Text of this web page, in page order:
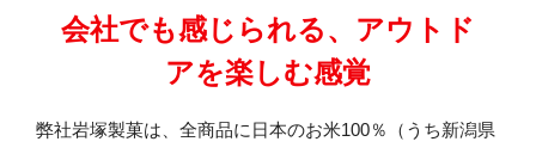
会社でも感じられる、アウトド
アを楽しむ感覚
弊社岩塚製菓は、全商品に日本のお米100％（うち新潟県